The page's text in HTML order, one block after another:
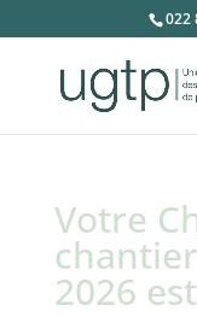
022
Votre
2026